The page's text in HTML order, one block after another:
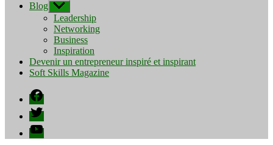
Blog Afficher
le
sous-
menu
Leadership
Networking
Business
Inspiration
Devenir un entrepreneur inspiré et inspirant
Soft Skills Magazine
Facebook
Twitter
YouTube